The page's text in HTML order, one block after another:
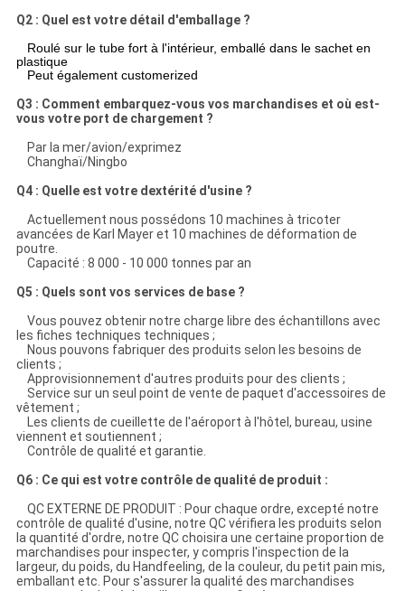
Q2 : Quel est votre détail d'emballage ?
Roulé sur le tube fort à l'intérieur, emballé dans le sachet en
plastique
Peut également customerized
Q3 : Comment embarquez-vous vos marchandises et où est-
vous votre port de chargement ?
Par la mer/avion/exprimez
Changhaï/Ningbo
Q4 : Quelle est votre dextérité d'usine ?
Actuellement nous possédons 10 machines à tricoter
avancées de Karl Mayer et 10 machines de déformation de
poutre.
Capacité : 8 000 - 10 000 tonnes par an
Q5 : Quels sont vos services de base ?
Vous pouvez obtenir notre charge libre des échantillons avec
les fiches techniques techniques ;
Nous pouvons fabriquer des produits selon les besoins de
clients ;
Approvisionnement d'autres produits pour des clients ;
Service sur un seul point de vente de paquet d'accessoires de
vêtement ;
Les clients de cueillette de l'aéroport à l'hôtel, bureau, usine
viennent et soutiennent ;
Contrôle de qualité et garantie.
Q6 : Ce qui est votre contrôle de qualité de produit :
QC EXTERNE DE PRODUIT : Pour chaque ordre, excepté notre
contrôle de qualité d'usine, notre QC vérifiera les produits selon
la quantité d'ordre, notre QC choisira une certaine proportion de
marchandises pour inspecter, y compris l'inspection de la
largeur, du poids, du Handfeeling, de la couleur, du petit pain mis,
emballant etc. Pour s'assurer la qualité des marchandises